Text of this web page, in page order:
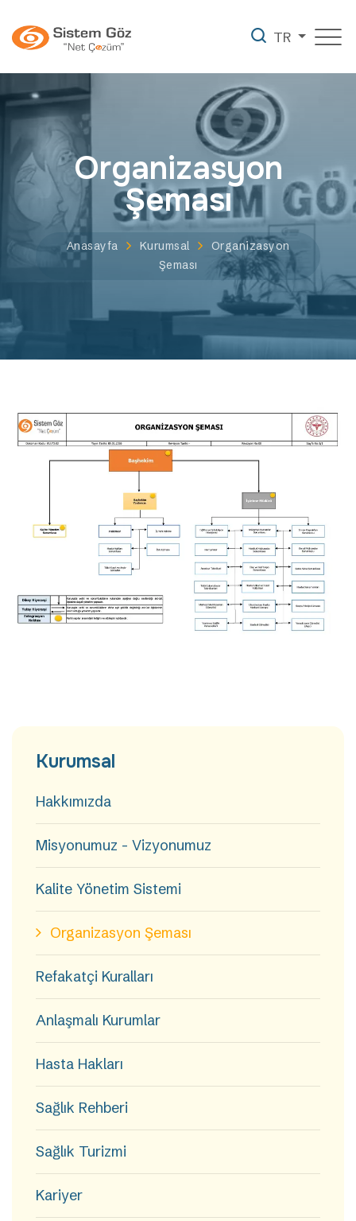
TR
Organizasyon
Şeması
Anasayfa Kurumsal
Organizasyon
Şeması
Kurumsal
Hakkımızda
Misyonumuz - Vizyonumuz
Kalite Yönetim Sistemi
Organizasyon Şeması
Refakatçi Kuralları
Anlaşmalı Kurumlar
Hasta Hakları
Sağlık Rehberi
Sağlık Turizmi
Kariyer